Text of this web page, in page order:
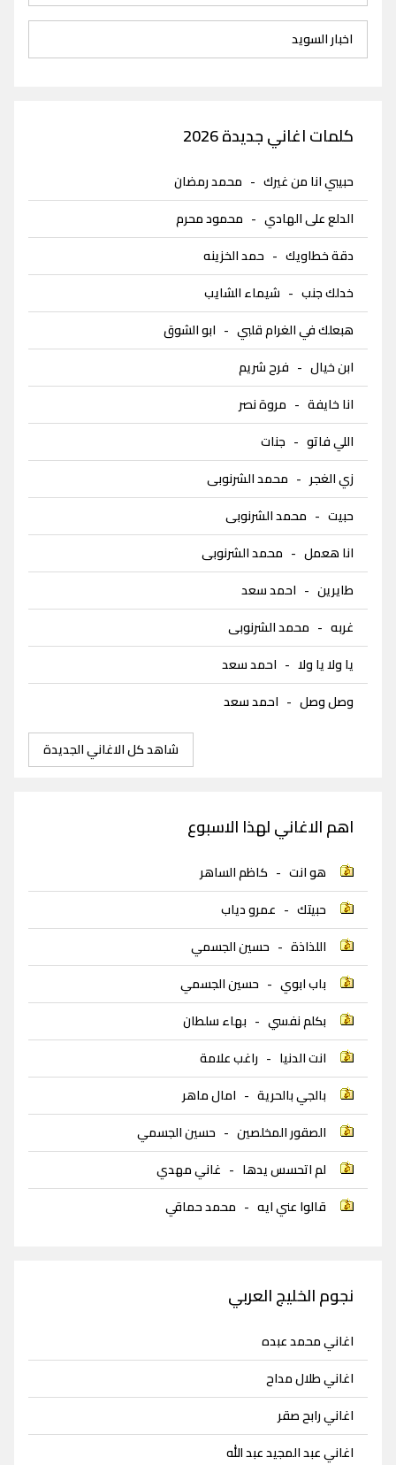
اخبار السويد
كلمات اغاني جديدة 2026
حبيبي انا من غيرك - محمد رمضان
الدلع على الهادي - محمود محرم
دقة خطاويك - حمد الخزينه
خدلك جنب - شيماء الشايب
هبعلك في الغرام قلبي - ابو الشوق
ابن خيال - فرح شريم
انا خايفة - مروة نصر
اللي فاتو - جنات
زي الغجر - محمد الشرنوبى
حبيت - محمد الشرنوبى
انا هعمل - محمد الشرنوبى
طايرين - احمد سعد
غربه - محمد الشرنوبى
يا ولا يا ولا - احمد سعد
وصل وصل - احمد سعد
شاهد كل الاغاني الجديدة
اهم الاغاني لهذا الاسبوع
هو انت - كاظم الساهر
حبيتك - عمرو دياب
اللذاذة - حسين الجسمي
باب ابوي - حسين الجسمي
بكلم نفسي - بهاء سلطان
انت الدنيا - راغب علامة
بالجي بالحرية - امال ماهر
الصقور المخلصين - حسين الجسمي
لم اتحسس يدها - غاني مهدي
قالوا عني ايه - محمد حماقي
نجوم الخليج العربي
اغاني محمد عبده
اغاني طلال مداح
اغاني رابح صقر
اغاني عبد المجيد عبد الله